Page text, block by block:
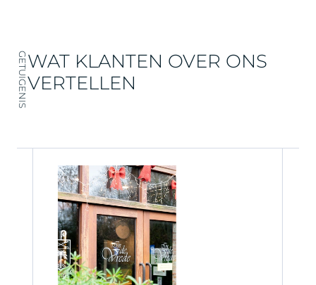
GETUIGENISWAT KLANTEN OVER ONS
VERTELLEN